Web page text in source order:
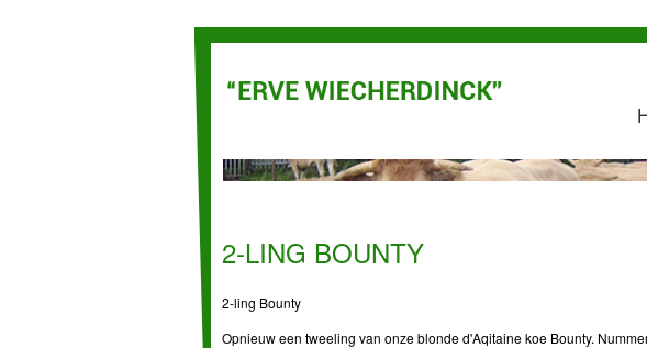
2-LING BOUNTY
2-ling Bounty
Opnieuw een tweeling van onze blonde d'Aqitaine koe Bounty.